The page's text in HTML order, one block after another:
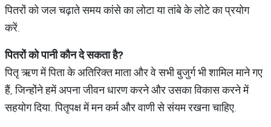
पितरों को जल चढ़ाते समय कांसे का लोटा या तांबे के लोटे का प्रयोग
करें.
पितरों को पानी कौन दे सकता है?
पितृ ऋण में पिता के अतिरिक्त माता और वे सभी बुजुर्ग भी शामिल माने गए
हैं, जिन्होंने हमें अपना जीवन धारण करने और उसका विकास करने में
सहयोग दिया. पितृपक्ष में मन कर्म और वाणी से संयम रखना चाहिए.